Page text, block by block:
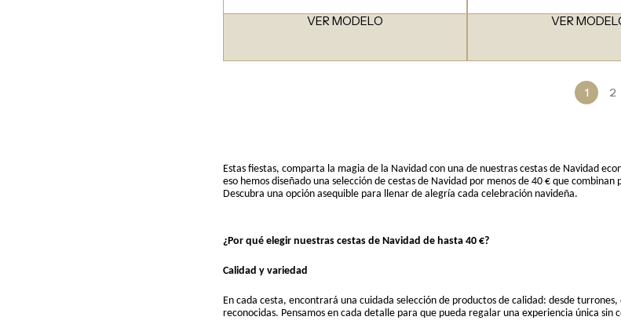
VER MODELO VER
1 2
Estas fiestas, comparta la magia de la Navidad con una de nuestras cestas de Navidad
eso hemos diseñado una selección de cestas de Navidad por menos de 40 € que
Descubra una opción asequible para llenar de alegría cada celebración navideña.
¿Por qué elegir nuestras cestas de Navidad de hasta 40 €?
Calidad y variedad
En cada cesta, encontrará una cuidada selección de productos de calidad: desde
reconocidas. Pensamos en cada detalle para que pueda regalar una experiencia única sin